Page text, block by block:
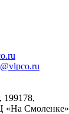
199178,
«На Смоленке»